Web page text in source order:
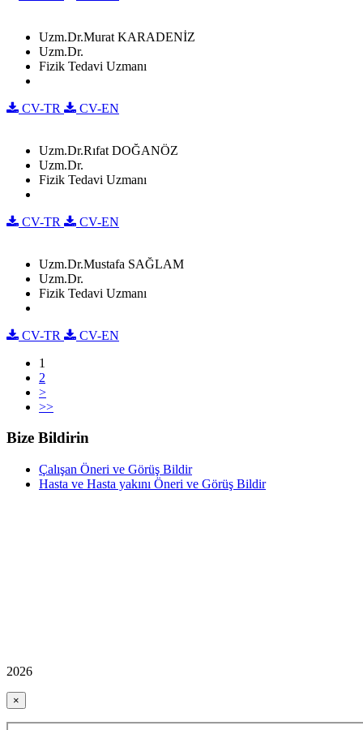
Uzm.Dr.Murat KARADENİZ
Uzm.Dr.
Fizik Tedavi Uzmanı
CV-TR CV-EN
Uzm.Dr.Rıfat DOĞANÖZ
Uzm.Dr.
Fizik Tedavi Uzmanı
CV-TR CV-EN
Uzm.Dr.Mustafa SAĞLAM
Uzm.Dr.
Fizik Tedavi Uzmanı
CV-TR
CV-EN
1
2
>
>>
Bize Bildirin
Çalışan Öneri ve Görüş Bildir
Hasta ve Hasta yakını Öneri ve Görüş Bildir
2026
×